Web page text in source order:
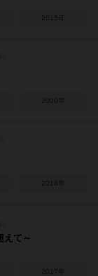
2015年
2000年
2018年
えて～
2017年